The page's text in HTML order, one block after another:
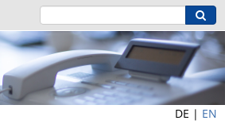
DE | EN